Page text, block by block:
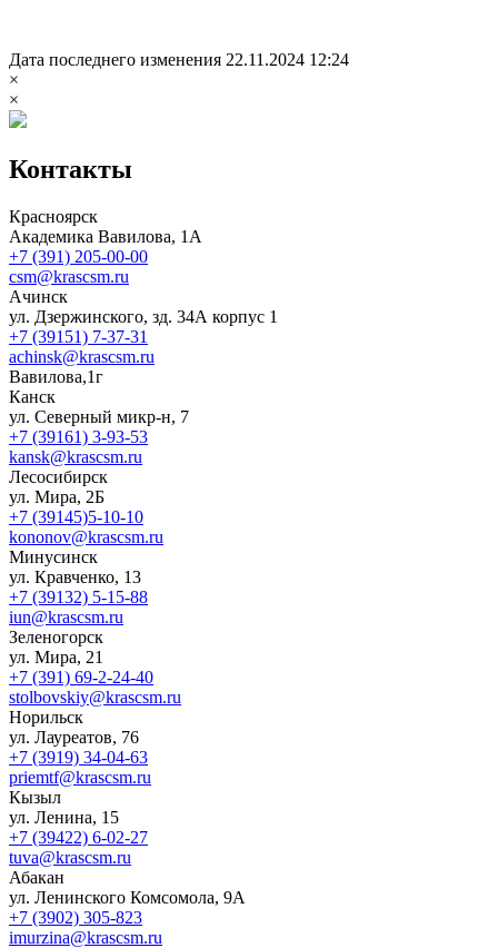
Дата последнего изменения 22.11.2024 12:24
×
×
Контакты
Красноярск
Академика Вавилова, 1А
+7 (391) 205-00-00
csm@krascsm.ru
Ачинск
ул. Дзержинского, зд. 34А корпус 1
+7 (39151) 7-37-31
achinsk@krascsm.ru
Вавилова,1г
Канск
ул. Северный микр-н, 7
+7 (39161) 3-93-53
kansk@krascsm.ru
Лесосибирск
ул. Мира, 2Б
+7 (39145)5-10-10
kononov@krascsm.ru
Минусинск
ул. Кравченко, 13
+7 (39132) 5-15-88
iun@krascsm.ru
Зеленогорск
ул. Мира, 21
+7 (391) 69-2-24-40
stolbovskiy@krascsm.ru
Норильск
ул. Лауреатов, 76
+7 (3919) 34-04-63
priemtf@krascsm.ru
Кызыл
ул. Ленина, 15
+7 (39422) 6-02-27
tuva@krascsm.ru
Абакан
ул. Ленинского Комсомола, 9А
+7 (3902) 305-823
imurzina@krascsm.ru